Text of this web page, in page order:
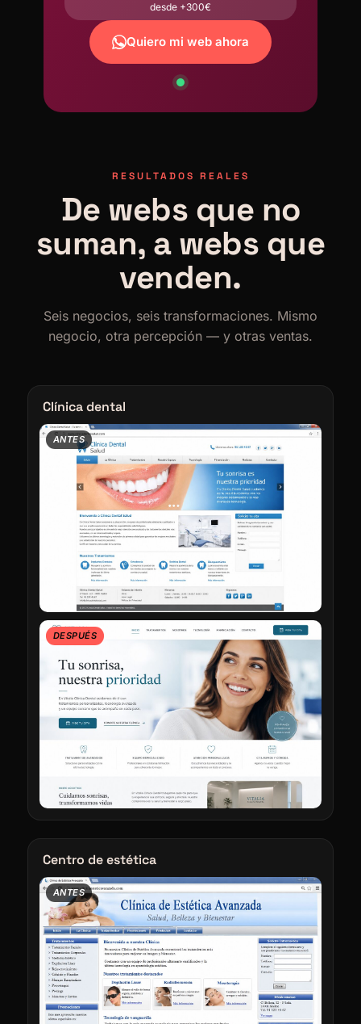
desde +300€
Quiero mi web ahora
RESULTADOS REALES
De webs que no
suman, a webs que
venden.
Seis negocios, seis transformaciones. Mismo
negocio, otra percepción — y otras ventas.
Clínica dental
ANTES
DESPUÉS
Centro de estética
ANTES